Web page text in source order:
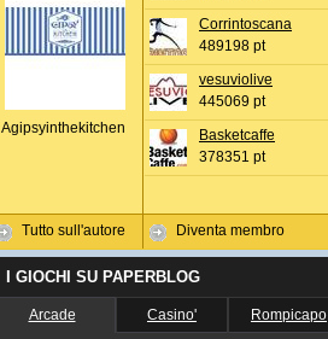
Agipsyinthekitchen
Tutto sull'autore
Corrintoscana
489198 pt
vesuviolive
445069 pt
Basketcaffe
378351 pt
Diventa membro
I GIOCHI SU PAPERBLOG
Arcade Casino' Rompicapo